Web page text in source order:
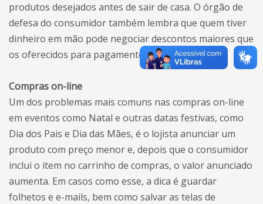
produtos desejados antes de sair de casa. O órgão de
defesa do consumidor também lembra que quem tiver
dinheiro em mão pode negociar descontos maiores que
os oferecidos para pagamento à vista.
Compras on-line
Um dos problemas mais comuns nas compras on-line
em eventos como Natal e outras datas festivas, como
Dia dos Pais e Dia das Mães, é o lojista anunciar um
produto com preço menor e, depois que o consumidor
inclui o item no carrinho de compras, o valor anunciado
aumenta. Em casos como esse, a dica é guardar
folhetos e e-mails, bem como salvar as telas de